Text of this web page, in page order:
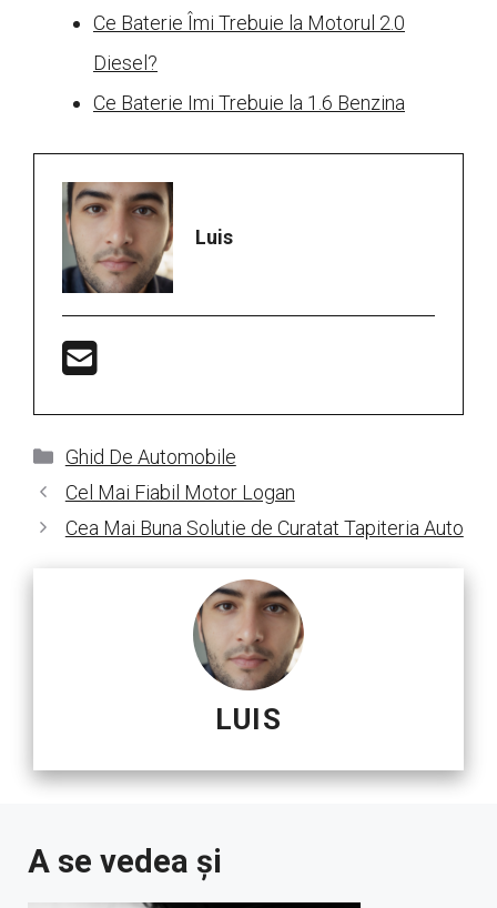
Ce Baterie Îmi Trebuie la Motorul 2.0
Diesel?
Ce Baterie Imi Trebuie la 1.6 Benzina
Luis
Categorii
Ghid De Automobile
Cel Mai Fiabil Motor Logan
Cea Mai Buna Solutie de Curatat Tapiteria Auto
LUIS
A se vedea și